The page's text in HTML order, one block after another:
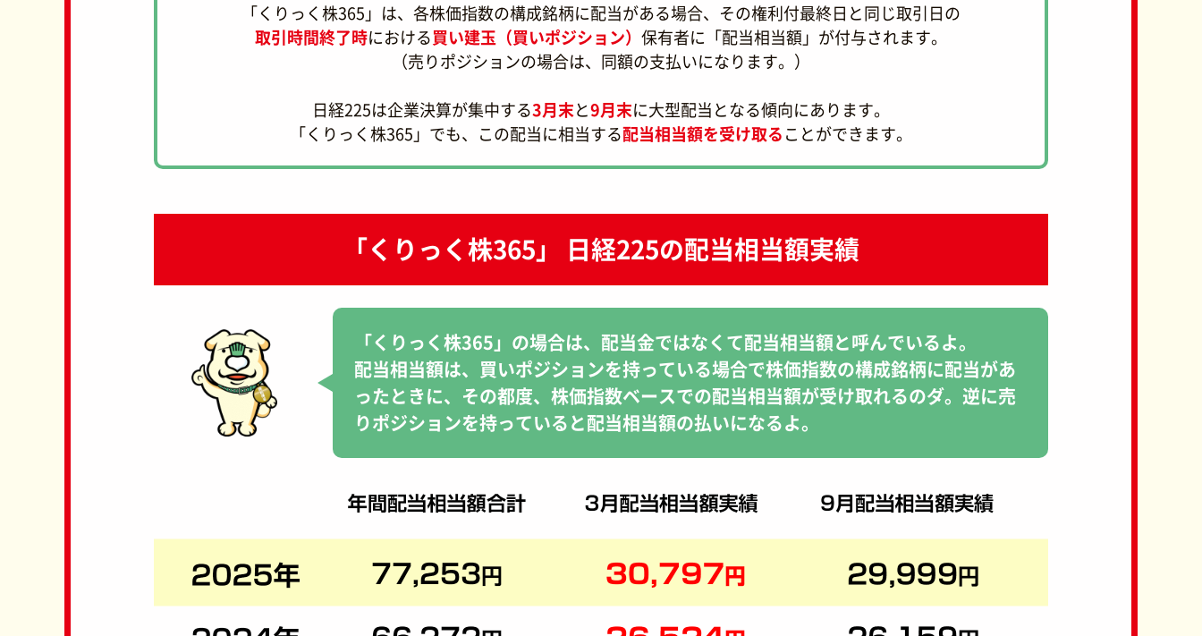
「くりっく株365」は、各株価指数の構成銘柄に配当がある場合、その権利付最終日と同じ取引日の
取引時間終了時における買い建玉（買いポジション） 保有者に「配当相当額」が付与されます。
（売りポジションの場合は、同額の支払いになります。）
日経225は企業決算が集中する3月末と9月末に大型配当となる傾向にあります。
「くりっく株365」でも、この配当に相当する配当相当額を受け取ることができます。
「くりっく株365」 日経225の配当相当額実績
「くりっく株365」の場合は、配当金ではなくて配当相当額と呼んでいるよ。
配当相当額は、買いポジションを持っている場合で株価指数の構成銘柄に配当があ
ったときに、その都度、株価指数ベースでの配当相当額が受け取れるのダ。逆に売
りポジションを持っていると配当相当額の払いになるよ。